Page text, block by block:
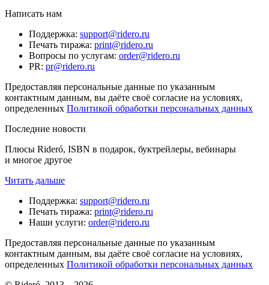
Написать нам
Поддержка: support@ridero.ru
Печать тиража: print@ridero.ru
Вопросы по услугам: order@ridero.ru
PR: pr@ridero.ru
Предоставляя персональные данные по указанным
контактным данным, вы даёте своё согласие на условиях,
определенных Политикой обработки персональных данных
Последние новости
Плюсы Rideró, ISBN в подарок, буктрейлеры, вебинары
и многое другое
Читать дальше
Поддержка: support@ridero.ru
Печать тиража: print@ridero.ru
Наши услуги: order@ridero.ru
Предоставляя персональные данные по указанным
контактным данным, вы даёте своё согласие на условиях,
определенных Политикой обработки персональных данных